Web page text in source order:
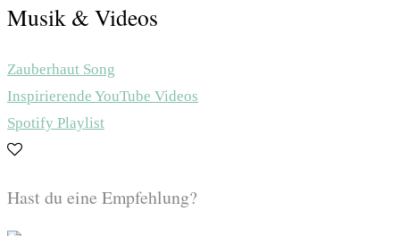
Musik & Videos
Zauberhaut Song
Inspirierende YouTube Videos
Spotify Playlist
Hast du eine Empfehlung?